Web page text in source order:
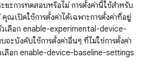
ยะการทดสอบหรือไม่ การตั้งค่านี้ใช้สำหรับ
คุณเปิดใช้การตั้งค่าได้เฉพาะการตั้งค่าที่อยู่
เลือก enable-experimental-device-
ะบังคับใช้การตั้งค่าอื่นๆ ที่ไม่ใช่การตั้งค่า
เลือก enable-device-baseline-settings